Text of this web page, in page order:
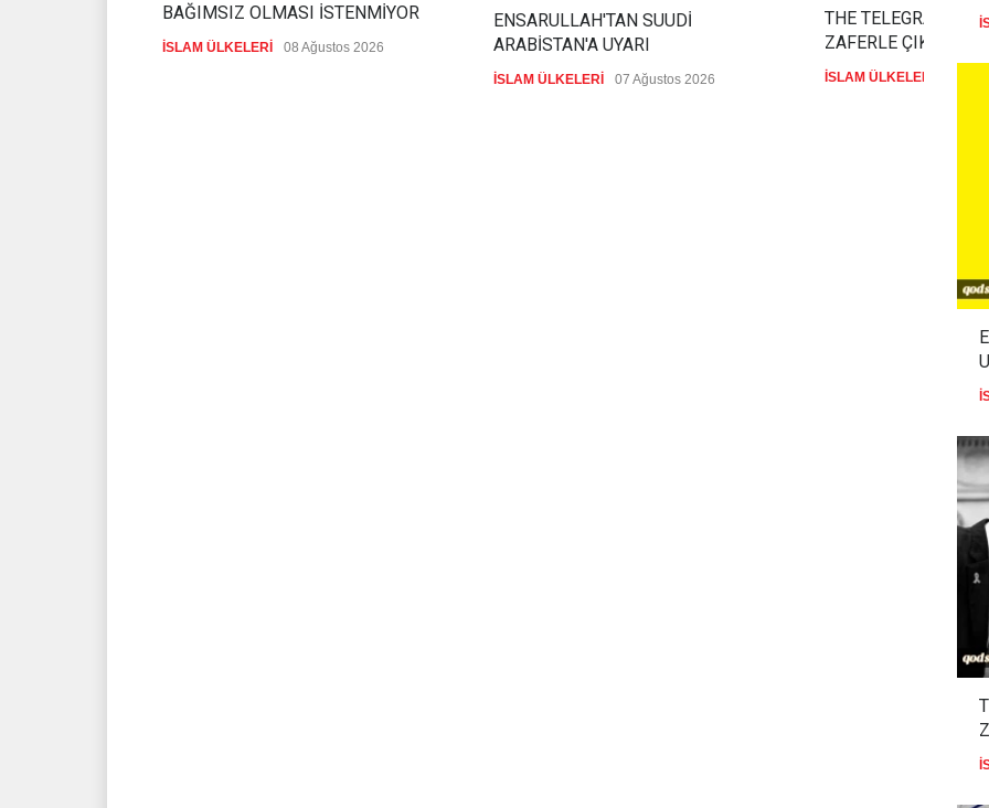
BAĞIMSIZ OLMASI İSTENMİYOR
İSLAM ÜLKELERİ 08 Ağustos 2026
ENSARULLAH'TAN SUUDİ
ARABİSTAN'A UYARI
İSLAM ÜLKELERİ 07 Ağustos 2026
THE TELEGRAPH:
ZAFERLE ÇIKTI
İSLAM ÜLKELERİ